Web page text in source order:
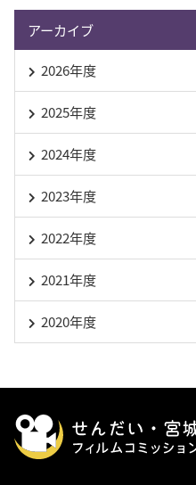
アーカイブ
2026年度
2025年度
2024年度
2023年度
2022年度
2021年度
2020年度